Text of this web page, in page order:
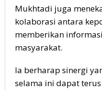
Mukhtadi juga
kolaborasi antara
memberikan
masyarakat.
Ia berharap sinergi
selama ini dapat